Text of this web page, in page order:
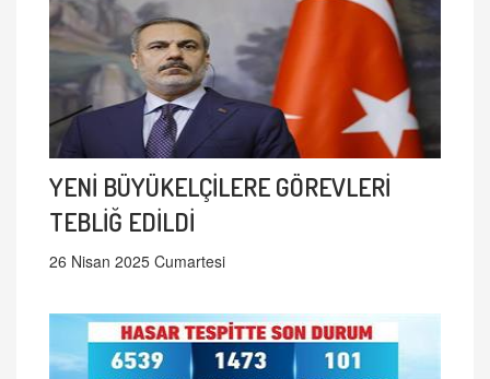
YENİ BÜYÜKELÇİLERE GÖREVLERİ
TEBLİĞ EDİLDİ
26 Nisan 2025 Cumartesi